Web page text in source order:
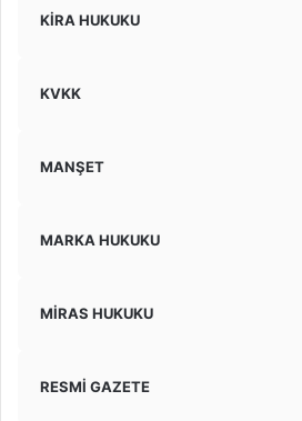
KİRA HUKUKU
KVKK
MANŞET
MARKA HUKUKU
MİRAS HUKUKU
RESMİ GAZETE